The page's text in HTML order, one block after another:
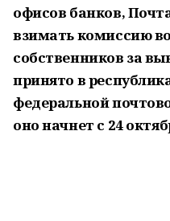
офисов банков,
взимать комиссию
собственников за
принято в
федеральной
оно начнет с 24